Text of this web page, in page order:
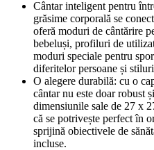
Cântar inteligent pentru
grăsime corporală se
oferă moduri de cântărire
bebeluși, profiluri de
moduri speciale pentru
diferitelor persoane și
O alegere durabilă: cu o
cântar nu este doar robust
dimensiunile sale de 27 x
că se potrivește perfect în
sprijină obiectivele de
incluse.